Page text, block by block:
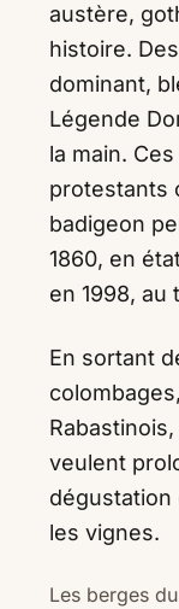
austère,
histoire.
dominant,
Légende
la main.
protestants
badigeon
1860, en
en 1998, au
En sortant
veulent
dégustation
les vignes.
Les berges